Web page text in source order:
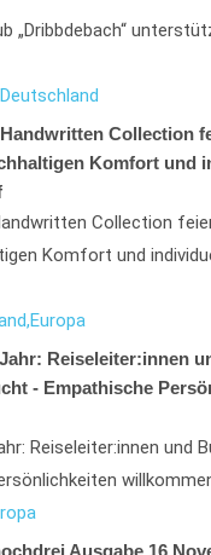
„Dribbdebach“
Deutschland
Collection
Komfort und
Collection
Komfort und
Europa
Reiseleiter:innen
- Empathische
Reiseleiter:innen und